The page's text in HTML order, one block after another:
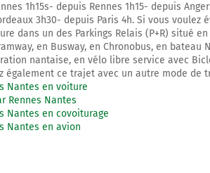
1h15s- depuis Rennes 1h15- depuis
3h30- depuis Paris 4h. Si vous voulez
dans un des Parkings Relais (P+R) situé
en Busway, en Chronobus, en
nantaise, en vélo libre service avec
également ce trajet avec un autre mode de
Nantes en voiture
Rennes Nantes
Nantes en covoiturage
Nantes en avion